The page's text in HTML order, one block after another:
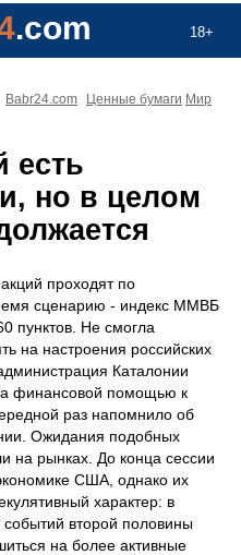
18+
.com
Babr24.com Ценные бумаги Мир
есть
но в целом
проходят по
сценарию - индекс ММВБ
пунктов. Не смогла
на настроения российских
Каталонии
финансовой помощью к
раз напомнило об
Ожидания подобных
на рынках. До конца сессии
США, однако их
характер: в
второй половины
на более активные